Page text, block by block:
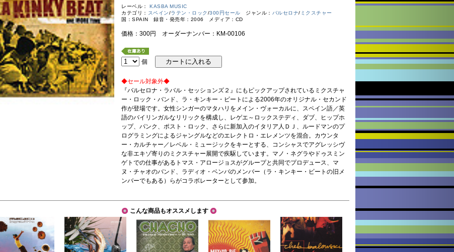
レーベル： KASBA MUSIC
カテゴリ： スペイン/ラテン・ロック /300円セール ジャンル： バルセロナ/ ミクスチャー
国：SPAIN 録音・発売年：2006 メディア：CD
価格：300円 オーダーナンバー：KM-00106
個
◆セール対象外◆
『バルセロナ・ラバル・セッションズ２』にもピックアップされているミクスチャ
ー・ロック・バンド、ラ・キンキー・ビートによる2006年のオリジナル・セカンド
作が登場です。女性シンガーのマタハリをメイン・ヴォーカルに、スペイン語／英
語のバイリンガルなリリックを構成し、レゲエ～ロックステディ、ダブ、ヒップホ
ップ、パンク、ポスト・ロック、さらに新加入のイタリア人ＤＪ、ルードマンのプ
ログラミングによるジャングルなどのエレクトロ・エレメンツを混合。カウンタ
ー・カルチャー／レベル・ミュージックをキーとする、コンシャスでアグレッシヴ
な非エキゾ寄りのミクスチャー展開で疾駆しています。マノ・ネグラやドゥスミン
ゲトでの仕事があるトマス・アロージョスがグループと共同でプロデュース、マ
ヌ・チャオのバンド、ラディオ・ベンバのメンバー（ラ・キンキー・ビートの旧メ
ンバーでもある）らがコラボレーターとして参加。
こんな商品もオススメします